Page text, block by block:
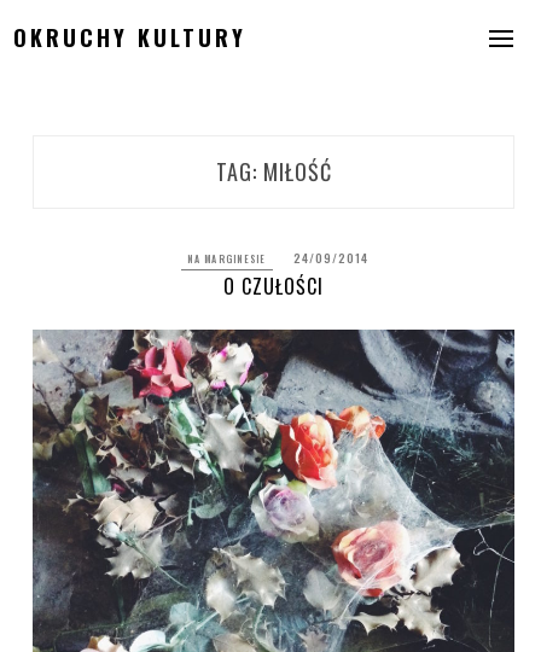
toOKRUCHY KULTURY
TAG: MIŁOŚĆ
NA MARGINESIE 24/09/2014
O CZUŁOŚCI